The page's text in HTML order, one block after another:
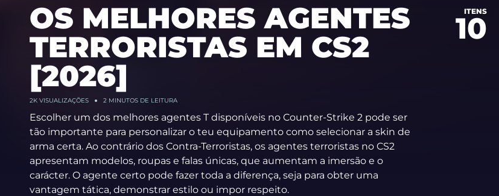
OS MELHORES AGENTES
TERRORISTAS EM CS2
[2026]
ITENS
10
2K VISUALIZAÇÕES 2 MINUTOS DE LEITURA
Escolher um dos melhores agentes T disponíveis no Counter-Strike 2 pode ser
tão importante para personalizar o teu equipamento como selecionar a skin de
arma certa. Ao contrário dos Contra-Terroristas, os agentes terroristas no CS2
apresentam modelos, roupas e falas únicas, que aumentam a imersão e o
carácter. O agente certo pode fazer toda a diferença, seja para obter uma
vantagem tática, demonstrar estilo ou impor respeito.